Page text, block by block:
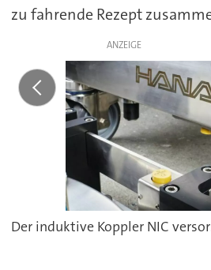
zu fahrende Rezept
ANZEIGE